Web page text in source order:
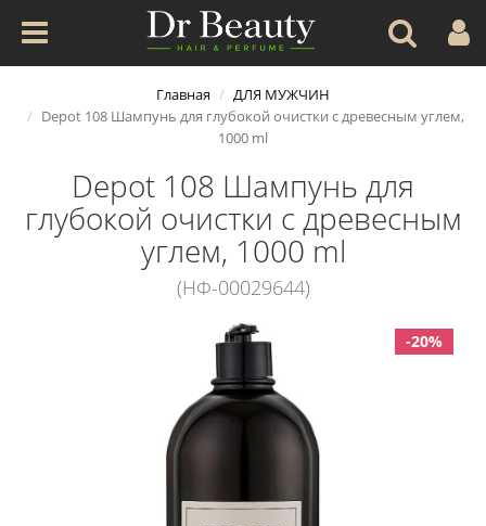
Главная
ДЛЯ МУЖЧИН
Depot 108 Шампунь для глубокой очистки с древесным углем,
1000 ml
Depot 108 Шампунь для
глубокой очистки с древесным
углем, 1000 ml
(НФ-00029644)
-20%